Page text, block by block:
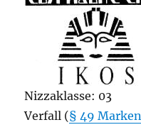
Nizzaklasse: 03
Verfall (§ 49